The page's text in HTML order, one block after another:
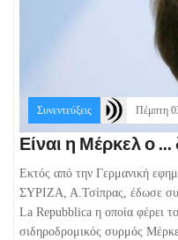
Συνεντεύξεις Πέμπτη
Είναι η Μέρκελ ο
Εκτός από την Γερμανική
ΣΥΡΙΖΑ, Α.Τσίπρας, έδωσε
La Repubblica η οποία φέρει
σιδηροδρομικός συρμός